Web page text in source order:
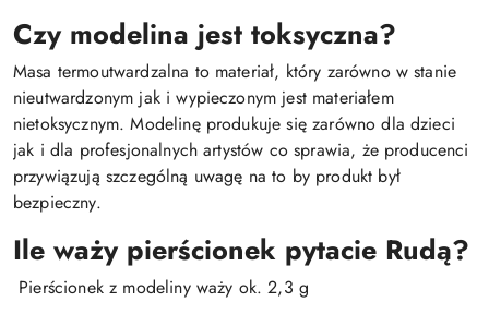
Czy modelina jest toksyczna?
Masa termoutwardzalna to materiał, który zarówno w stanie
nieutwardzonym jak i wypieczonym jest materiałem
nietoksycznym. Modelinę produkuje się zarówno dla dzieci
jak i dla profesjonalnych artystów co sprawia, że producenci
przywiązują szczególną uwagę na to by produkt był
bezpieczny.
Ile waży pierścionek pytacie Rudą?
Pierścionek z modeliny waży ok. 2,3 g